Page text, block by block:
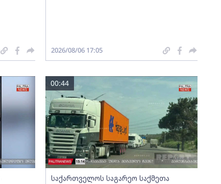
2026/08/06 17:05
საქართველოს საგარეო საქმეთა
00:44